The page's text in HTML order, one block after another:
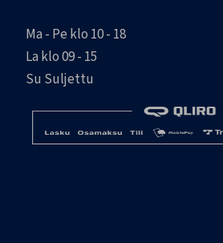
Ma - Pe klo 10 - 18
La klo 09 - 15
Su Suljettu